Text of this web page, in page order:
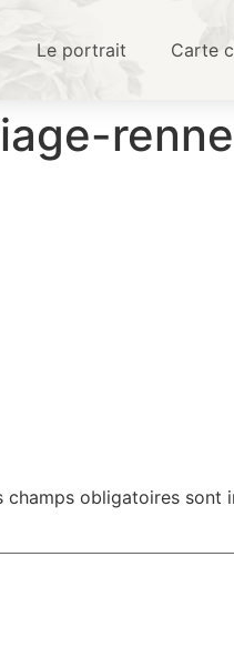
Le portrait Carte
champs obligatoires sont